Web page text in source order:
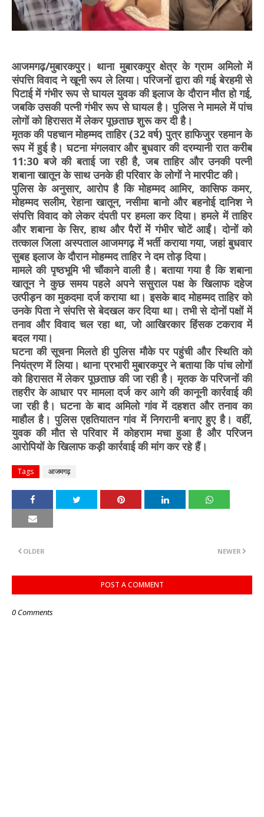
आजमगढ़/मुबारकपुर। थाना मुबारकपुर क्षेत्र के ग्राम अमिलो में
संपत्ति विवाद ने खूनी रूप ले लिया। परिजनों द्वारा की गई बेरहमी से
पिटाई में गंभीर रूप से घायल युवक की इलाज के दौरान मौत हो गई,
जबकि उसकी पत्नी गंभीर रूप से घायल है। पुलिस ने मामले में पांच
लोगों को हिरासत में लेकर पूछताछ शुरू कर दी है।
मृतक की पहचान मोहम्मद ताहिर (32 वर्ष) पुत्र हाफिजुर रहमान के
रूप में हुई है। घटना मंगलवार और बुधवार की दरम्यानी रात करीब
11:30 बजे की बताई जा रही है, जब ताहिर और उनकी पत्नी
शबाना खातून के साथ उनके ही परिवार के लोगों ने मारपीट की।
पुलिस के अनुसार, आरोप है कि मोहम्मद आमिर, कासिफ कमर,
मोहम्मद सलीम, रेहाना खातून, नसीमा बानो और बहनोई दानिश ने
संपत्ति विवाद को लेकर दंपती पर हमला कर दिया। हमले में ताहिर
और शबाना के सिर, हाथ और पैरों में गंभीर चोटें आईं। दोनों को
तत्काल जिला अस्पताल आजमगढ़ में भर्ती कराया गया, जहां बुधवार
सुबह इलाज के दौरान मोहम्मद ताहिर ने दम तोड़ दिया।
मामले की पृष्ठभूमि भी चौंकाने वाली है। बताया गया है कि शबाना
खातून ने कुछ समय पहले अपने ससुराल पक्ष के खिलाफ दहेज
उत्पीड़न का मुकदमा दर्ज कराया था। इसके बाद मोहम्मद ताहिर को
उनके पिता ने संपत्ति से बेदखल कर दिया था। तभी से दोनों पक्षों में
तनाव और विवाद चल रहा था, जो आखिरकार हिंसक टकराव में
बदल गया।
घटना की सूचना मिलते ही पुलिस मौके पर पहुंची और स्थिति को
नियंत्रण में लिया। थाना प्रभारी मुबारकपुर ने बताया कि पांच लोगों
को हिरासत में लेकर पूछताछ की जा रही है। मृतक के परिजनों की
तहरीर के आधार पर मामला दर्ज कर आगे की कानूनी कार्रवाई की
जा रही है।घटना के बाद अमिलो गांव में दहशत और तनाव का
माहौल है। पुलिस एहतियातन गांव में निगरानी बनाए हुए है। वहीं,
युवक की मौत से परिवार में कोहराम मचा हुआ है और परिजन
आरोपियों के खिलाफ कड़ी कार्रवाई की मांग कर रहे हैं।
Tags आजमगढ़
NEWER
OLDER
POST A COMMENT
0 Comments